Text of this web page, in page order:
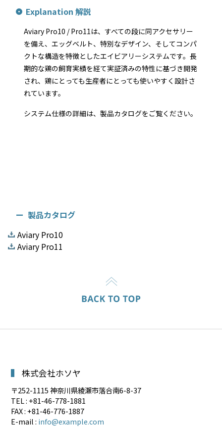
Explanation 解説
Aviary Pro10 / Pro11は、すべての段に同アクセサリー
を備え、エッグベルト、特別なデザイン、そしてコンパ
クトな構造を特徴としたエイビアリーシステムです。長
期的な鶏の飼育実績を経て実証済みの特性に基づき開発
され、鶏にとっても生産者にとっても使いやすく設計さ
れています。
システム仕様の詳細は、製品カタログをご覧ください。
製品カタログ
Aviary Pro10
Aviary Pro11
株式会社ホソヤ
〒252-1115 神奈川県綾瀬市落合南6-8-37
TEL : +81-46-778-1881
FAX : +81-46-776-1887
E-mail : info@example.com